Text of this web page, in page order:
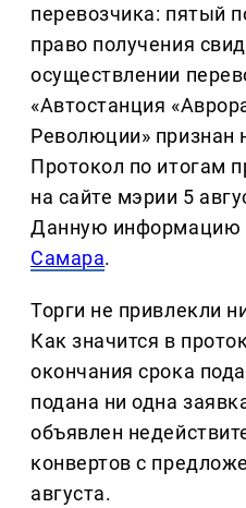
перевозчика: пятый
право получения
осуществлении
«Автостанция
Революции» признан
Протокол по итогам
на сайте мэрии 5
Данную информацию
Самара.
Торги не привлекли
Как значится в
окончания срока
подана ни одна
объявлен
конвертов с
августа.